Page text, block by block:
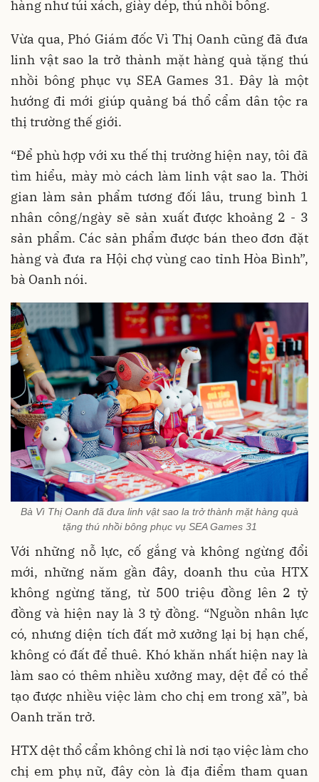
hàng như túi xách, giày dép, thú nhồi bông.
Vừa qua, Phó Giám đốc Vì Thị Oanh cũng đã đưa
linh vật sao la trở thành mặt hàng quà tặng thú
nhồi bông phục vụ SEA Games 31. Đây là một
hướng đi mới giúp quảng bá thổ cẩm dân tộc ra
thị trường thế giới.
“Để phù hợp với xu thế thị trường hiện nay, tôi đã
tìm hiểu, mày mò cách làm linh vật sao la. Thời
gian làm sản phẩm tương đối lâu, trung bình 1
nhân công/ngày sẽ sản xuất được khoảng 2 - 3
sản phẩm. Các sản phẩm được bán theo đơn đặt
hàng và đưa ra Hội chợ vùng cao tỉnh Hòa Bình”,
bà Oanh nói.
Bà Vì Thị Oanh đã đưa linh vật sao la trở thành mặt hàng quà
tặng thú nhồi bông phục vụ SEA Games 31
Với những nỗ lực, cố gắng và không ngừng đổi
mới, những năm gần đây, doanh thu của HTX
không ngừng tăng, từ 500 triệu đồng lên 2 tỷ
đồng và hiện nay là 3 tỷ đồng. “Nguồn nhân lực
có, nhưng diện tích đất mở xưởng lại bị hạn chế,
không có đất để thuê. Khó khăn nhất hiện nay là
làm sao có thêm nhiều xưởng may, dệt để có thể
tạo được nhiều việc làm cho chị em trong xã”, bà
Oanh trăn trở.
HTX dệt thổ cẩm không chỉ là nơi tạo việc làm cho
chị em phụ nữ, đây còn là địa điểm tham quan